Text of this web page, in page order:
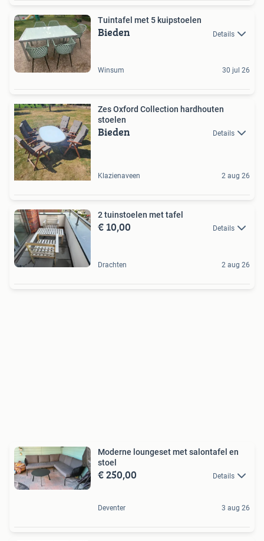
Tuintafel met 5 kuipstoelen
Bieden Details
Winsum 30 jul 26
Zes Oxford Collection hardhouten
stoelen
Bieden Details
Klazienaveen 2 aug 26
2 tuinstoelen met tafel
€ 10,00 Details
Drachten 2 aug 26
Moderne loungeset met salontafel en
stoel
€ 250,00 Details
Deventer 3 aug 26